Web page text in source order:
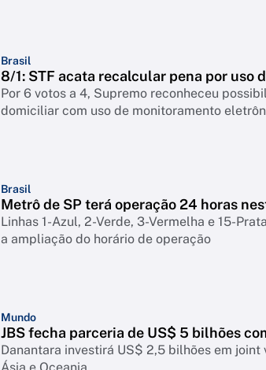
Brasil
8/1: STF acata recalcular pena por uso
Por 6 votos a 4, Supremo reconheceu
domiciliar com uso de monitoramento
Brasil
Metrô de SP terá operação 24 horas
Linhas 1-Azul, 2-Verde, 3-Vermelha e 15-
a ampliação do horário de operação
Mundo
JBS fecha parceria de US$ 5 bilhões
Danantara investirá US$ 2,5 bilhões em
Ásia e Oceania